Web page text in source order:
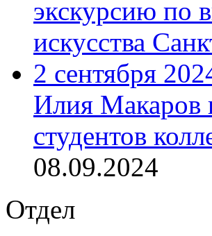
экскурсию по
искусства
2 сентября
Илия Макаров
студентов
08.09.2024
Отдел